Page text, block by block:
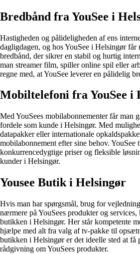
Bredbånd fra YouSee i
Hastigheden og pålideligheden af ens
dagligdagen, og hos YouSee i Helsingør
bredbånd, der sikrer en stabil og hurtig
man streamer film, spiller online spil eller
regne med, at YouSee leverer en pålidelig
Mobiltelefoni fra YouSee i
Med YouSees mobilabonnementer får man
fordele som kunde i Helsingør. Med
datapakker eller internationale
mobilabonnement efter sine behov. YouSee
konkurrencedygtige priser og fleksible
kunder i Helsingør.
Yousee Butik i Helsingør
Hvis man har spørgsmål, brug for
nærmere på YouSees produkter og services,
butikken i Helsingør. Her står kompetente
hjælpe med alt fra valg af tv-pakke til
butikken i Helsingør er det ideelle sted at få
rådgivning om YouSees produkter.